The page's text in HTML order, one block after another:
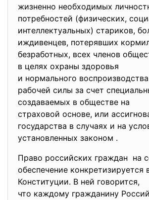
жизненно необходимых
потребностей (физических,
интеллектуальных) стариков,
иждивенцев, потерявших
безработных, всех членов
в целях охраны здоровья
и нормального воспроизводства
рабочей силы за счет
создаваемых в обществе на
страховой основе, или
государства в случаях и на
установленных законом .
Право российских граждан на
обеспечение конкретизируется
Конституции. В ней говорится,
что каждому гражданину